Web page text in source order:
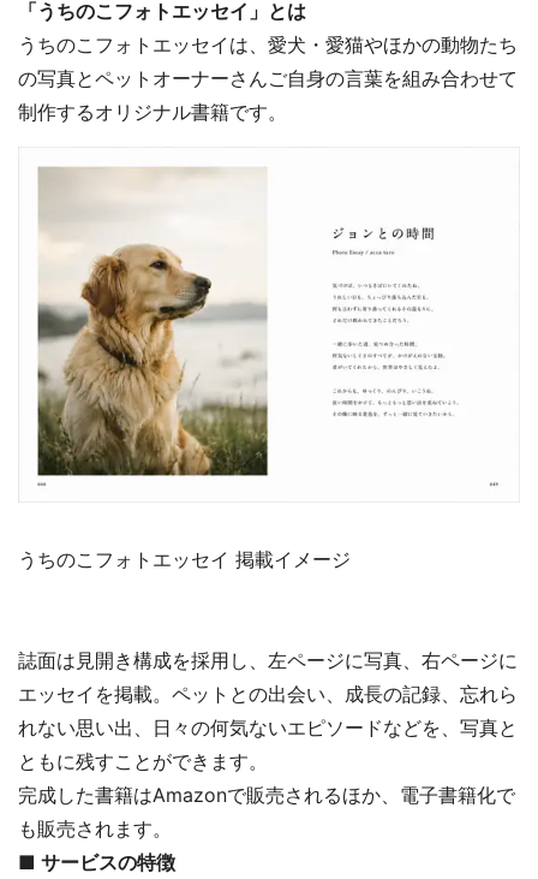
「うちのこフォトエッセイ」とは
うちのこフォトエッセイは、愛犬・愛猫やほかの動物たち
の写真とペットオーナーさんご自身の言葉を組み合わせて
制作するオリジナル書籍です。
うちのこフォトエッセイ 掲載イメージ
誌面は見開き構成を採用し、左ページに写真、右ページに
エッセイを掲載。ペットとの出会い、成長の記録、忘れら
れない思い出、日々の何気ないエピソードなどを、写真と
ともに残すことができます。
完成した書籍はAmazonで販売されるほか、電子書籍化で
も販売されます。
■ サービスの特徴